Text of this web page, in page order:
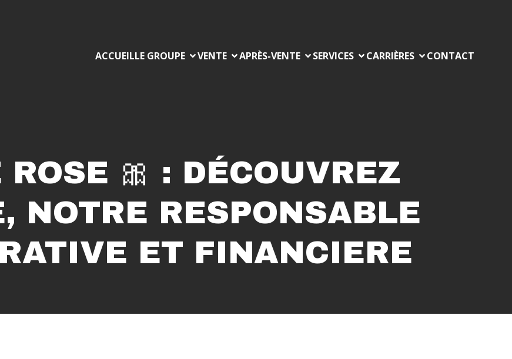
ACCUEILLE GROUPE VENTE APRÈS-VENTE SERVICES CARRIÈRES CONTACT
ROSE 🎀 : DÉCOUVREZ
NOTRE RESPONSABLE
ET FINANCIERE